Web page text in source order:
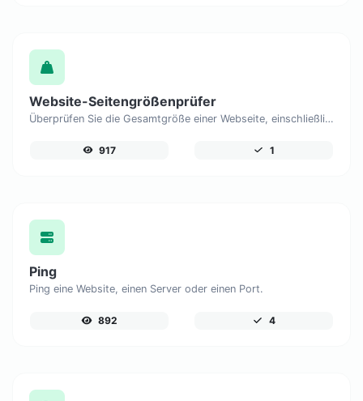
Website-Seitengrößenprüfer
Überprüfen Sie die Gesamtgröße einer Webseite, einschließlich aller Ressourcen, für die Leistungsanalyse.
917 1
Ping
Ping eine Website, einen Server oder einen Port.
892 4